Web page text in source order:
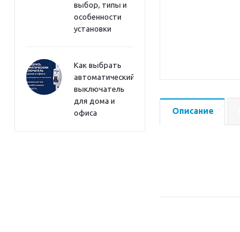
выбор, типы и
особенности
установки
Как выбрать
автоматический
выключатель
для дома и
офиса
Описание